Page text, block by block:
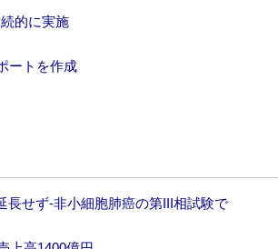
的に実施
ートを作成
せず‐非小細胞肺癌の第III相試験で